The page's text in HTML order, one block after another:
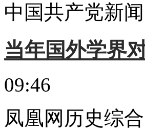
中国共产党新
当年国外学界
09:46
凤凰网历史综合